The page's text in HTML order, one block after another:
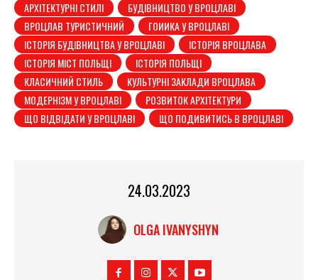
АРХІТЕКТУРНІ СТИЛІ
БУДІВНИЦТВО У ВРОЦЛАВІ
ВРОЦЛАВ ТУРИСТИЧНИЙ
ГОИИКА У ВРОЦЛАВІ
ІСТОРІЯ БУДІВНИЦТВА У ВРОЦЛАВІ
ІСТОРІЯ ВРОЦЛАВА
ІСТОРІЯ МІСТ ПОЛЬЩІ
ІСТОРІЯ ПОЛЬЩІ
КЛАСИЧНИЙ СТИЛЬ
КУЛЬТУРНІ ЗАКЛАДИ ВРОЦЛАВА
МОДЕРНІЗМ У ВРОЦЛАВІ
РОЗВИТОК АРХІТЕКТУРИ
ЩО ВІДВІДАТИ У ВРОЦЛАВІ
ЩО ПОДИВИТИСЬ В ВРОЦЛАВІ
24.03.2023
OLGA IVANYSHYN